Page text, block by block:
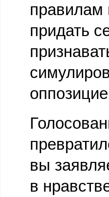
правилам
придать
вы
в